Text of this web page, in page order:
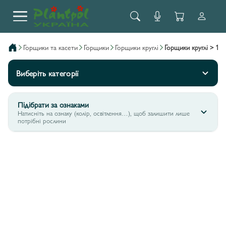
горщики та касети горщики горщики круглі горщики круглі > 1 л
Виберіть категорії
Підібрати за ознаками
Натисніть на ознаку (колір, освітлення…), щоб залишити лише
потрібні рослини